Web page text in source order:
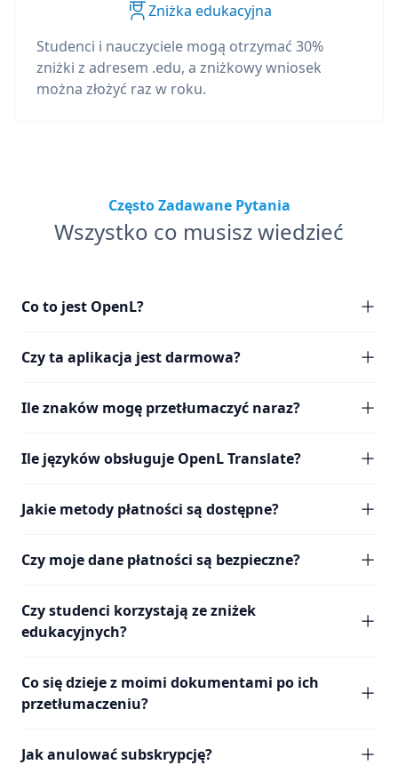
Zniżka edukacyjna
Studenci i nauczyciele mogą otrzymać 30%
zniżki z adresem .edu, a zniżkowy wniosek
można złożyć raz w roku.
Często Zadawane Pytania
Wszystko co musisz wiedzieć
Co to jest OpenL?
Czy ta aplikacja jest darmowa?
Ile znaków mogę przetłumaczyć naraz?
Ile języków obsługuje OpenL Translate?
Jakie metody płatności są dostępne?
Czy moje dane płatności są bezpieczne?
Czy studenci korzystają ze zniżek
edukacyjnych?
Co się dzieje z moimi dokumentami po ich
przetłumaczeniu?
Jak anulować subskrypcję?